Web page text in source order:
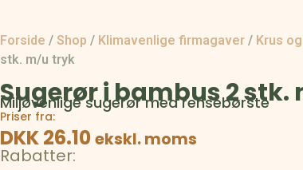
Forside /Shop / Klimavenlige firmagaver / Krus
stk. m/u tryk
Sugerør i bambus 2
Miljøvenlige sugerør med rensebørste
Priser fra:
DKK 26.10ekskl. moms
Rabatter: